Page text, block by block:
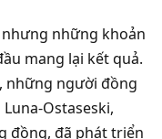
những khoản
mang lại kết quả.
những người đồng
Ostaseski,
đồng, đã phát triển